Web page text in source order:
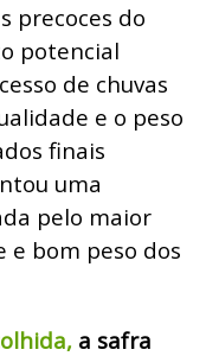
precoces do
potencial
de chuvas
e o peso
finais
uma
pelo maior
e bom peso dos
a safra